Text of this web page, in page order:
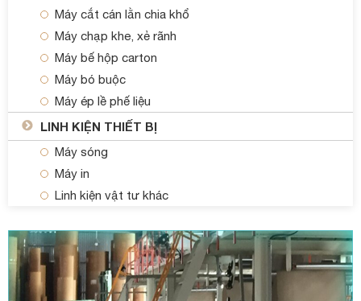
Máy cắt cán lằn chia khổ
Máy chạp khe, xẻ rãnh
Máy bế hộp carton
Máy bó buộc
Máy ép lề phế liệu
LINH KIỆN THIẾT BỊ
Máy sóng
Máy in
Linh kiện vật tư khác